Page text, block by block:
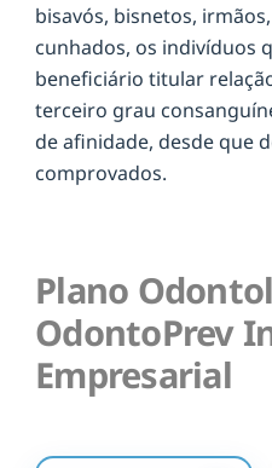
bisavós, bisnetos,
cunhados, os indivíduos
beneficiário titular
terceiro grau
de afinidade, desde que
comprovados.
Plano
OdontoPrev
Empresarial